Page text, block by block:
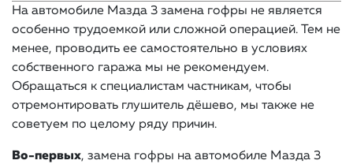
На автомобиле Мазда 3 замена гофры не является
особенно трудоемкой или сложной операцией. Тем не
менее, проводить ее самостоятельно в условиях
собственного гаража мы не рекомендуем.
Обращаться к специалистам частникам, чтобы
отремонтировать глушитель дёшево, мы также не
советуем по целому ряду причин.
Во-первых, замена гофры на автомобиле Мазда 3